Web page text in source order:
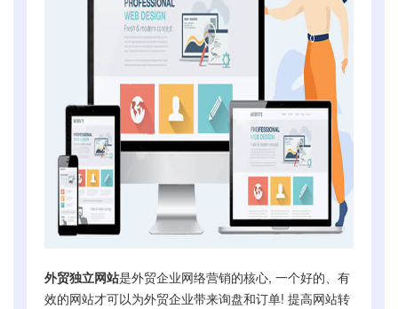
外贸独立网站是外贸企业网络营销的核心, 一个好的、有
效的网站才可以为外贸企业带来询盘和订单! 提高网站转